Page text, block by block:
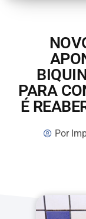
PARA
É
Por